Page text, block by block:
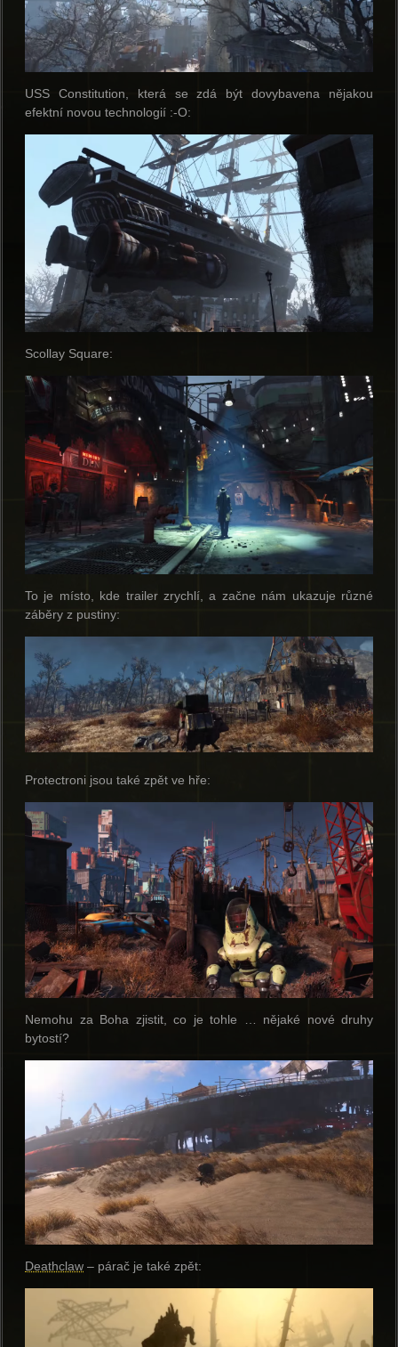
USS Constitution, která se zdá být dovybavena nějakou
efektní novou technologií :-O:
Scollay Square:
To je místo, kde trailer zrychlí, a začne nám ukazuje různé
záběry z pustiny:
Protectroni jsou také zpět ve hře:
Nemohu za Boha zjistit, co je tohle … nějaké nové druhy
bytostí?
Deathclaw – párač je také zpět: